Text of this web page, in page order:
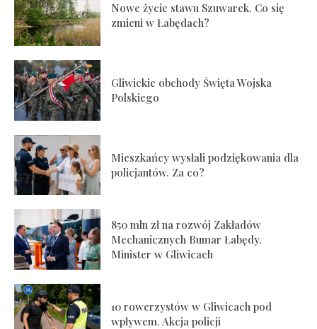
Nowe życie stawu Szuwarek. Co się
zmieni w Łabędach?
Gliwickie obchody Święta Wojska
Polskiego
Mieszkańcy wysłali podziękowania dla
policjantów. Za co?
850 mln zł na rozwój Zakładów
Mechanicznych Bumar Łabędy.
Minister w Gliwicach
10 rowerzystów w Gliwicach pod
wpływem. Akcja policji